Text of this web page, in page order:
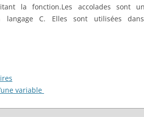
la fonction.Les accolades sont
langage C. Elles sont utilisées
variable